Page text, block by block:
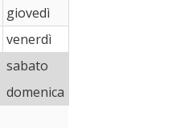
giovedì
venerdì
sabato
domenica